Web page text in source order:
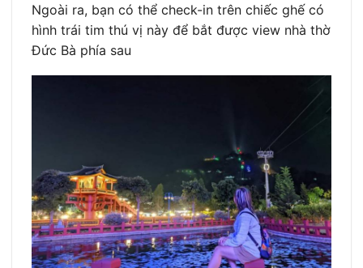
Ngoài ra, bạn có thể check-in trên chiếc ghế có
hình trái tim thú vị này để bắt được view nhà thờ
Đức Bà phía sau